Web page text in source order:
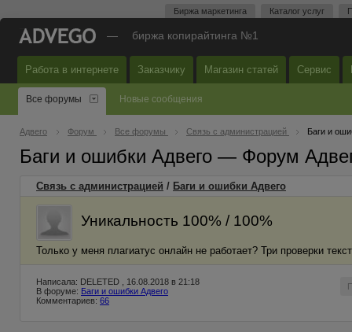
Биржа маркетинга Каталог услуг
— биржа копирайтинга №1
Работа в интернете Заказчику Магазин статей Сервис
Все форумы Новые сообщения
Адвего Форум Все форумы Связь с администрацией Баги и
Баги и ошибки Адвего — Форум
Связь с администрацией / Баги и ошибки Адвего
Уникальность 100% / 100%
Только у меня плагиатус онлайн не работает? Три проверки
Написала: DELETED , 16.08.2018 в 21:18
В форуме: Баги и ошибки Адвего
Комментариев: 66